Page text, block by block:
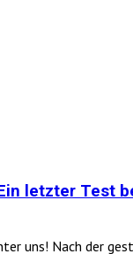
letzter Test
uns! Nach der